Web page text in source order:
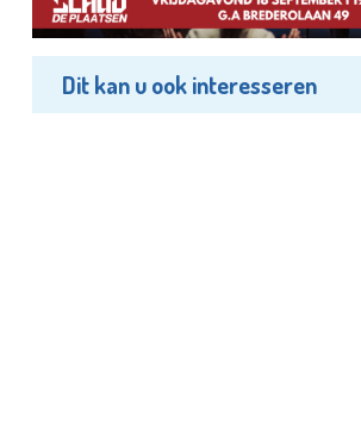
Dit kan u ook interesseren